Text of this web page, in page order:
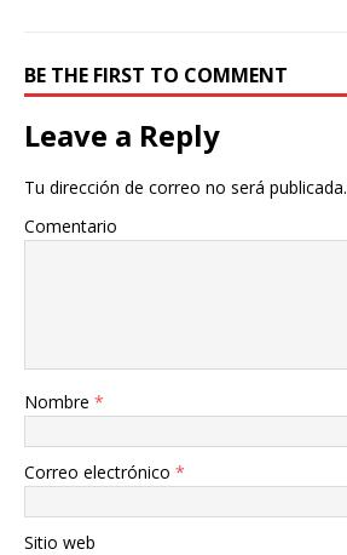
BE THE FIRST TO COMMENT
Leave a Reply
Tu dirección de correo no será publicada.
Comentario
Nombre *
Correo electrónico *
Sitio web